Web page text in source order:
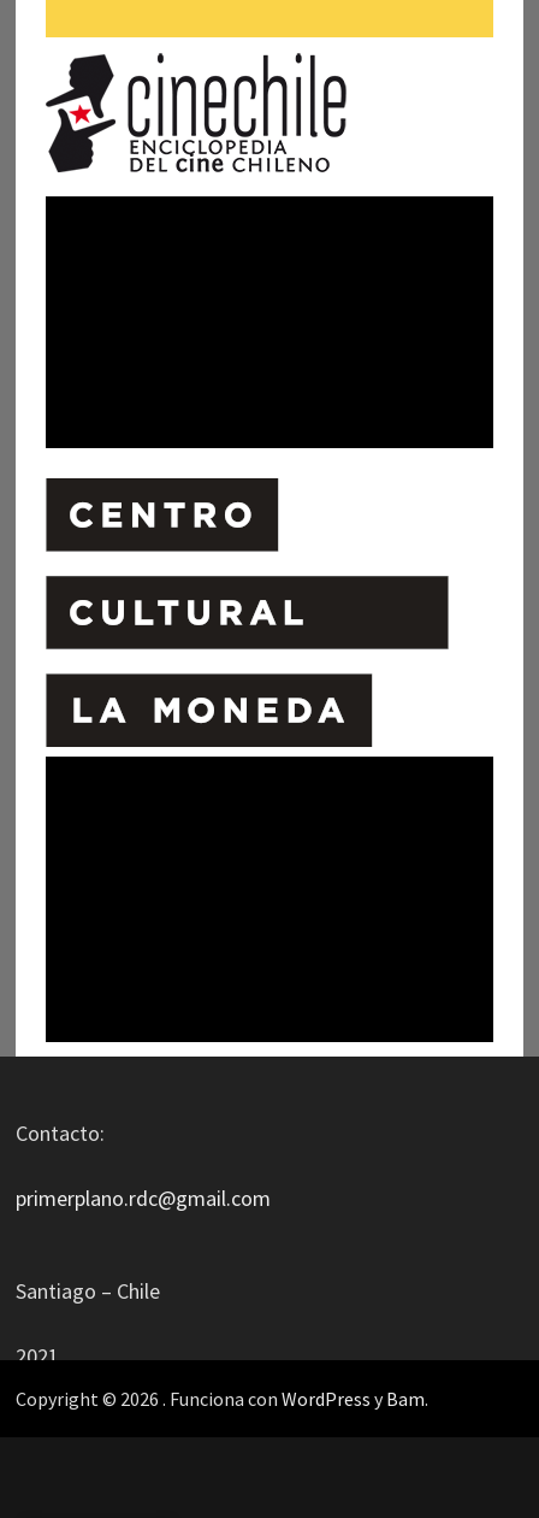
Contacto:
primerplano.rdc@gmail.com
Santiago – Chile
2021
Copyright © 2026 . Funciona con WordPress yBam.